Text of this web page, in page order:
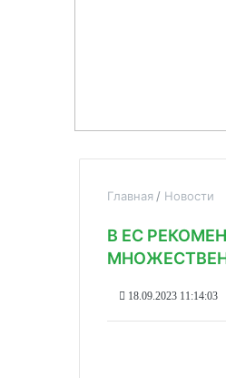
Главная Новости
В ЕС
18.09.2023 11:14:03